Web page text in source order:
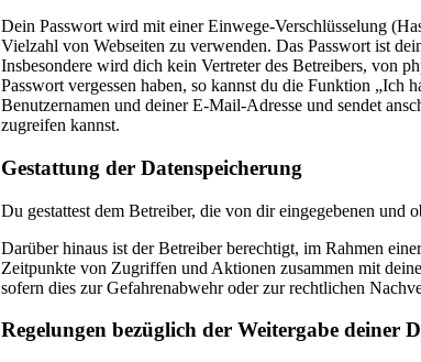
Dein Passwort wird mit einer Einwege-Verschlüsselung
Vielzahl von Webseiten zu verwenden. Das Passwort ist
Insbesondere wird dich kein Vertreter des Betreibers, von
Passwort vergessen haben, so kannst du die Funktion „Ich
Benutzernamen und deiner E-Mail-Adresse und sendet
zugreifen kannst.
Gestattung der Datenspeicherung
Du gestattest dem Betreiber, die von dir eingegebenen und
Darüber hinaus ist der Betreiber berechtigt, im Rahmen
Zeitpunkte von Zugriffen und Aktionen zusammen mit
sofern dies zur Gefahrenabwehr oder zur rechtlichen
Regelungen bezüglich der Weitergabe deiner